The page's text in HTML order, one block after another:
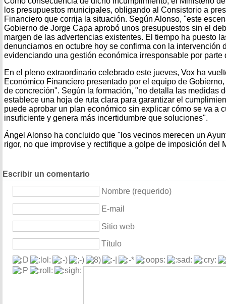
los presupuestos municipales, obligando al Consistorio a
Financiero que corrija la situación. Según Alonso, "este
Gobierno de Jorge Capa aprobó unos presupuestos sin el
margen de las advertencias existentes. El tiempo ha puesto
denunciamos en octubre hoy se confirma con la intervención
evidenciando una gestión económica irresponsable por
En el pleno extraordinario celebrado este jueves, Vox ha
Económico Financiero presentado por el equipo de
de concreción". Según la formación, "no detalla las medidas
establece una hoja de ruta clara para garantizar el
puede aprobar un plan económico sin explicar cómo se va a
insuficiente y genera más incertidumbre que soluciones".
Ángel Alonso ha concluido que "los vecinos merecen un
rigor, no que improvise y rectifique a golpe de imposición del
Escribir un comentario
Nombre (requerido)
E-mail
Sitio web
Título